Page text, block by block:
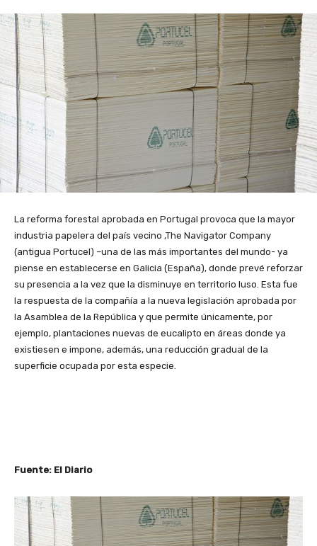
La reforma forestal aprobada en Portugal provoca que la mayor
industria papelera del país vecino ,The Navigator Company
(antigua Portucel) –una de las más importantes del mundo- ya
piense en establecerse en Galicia (España), donde prevé reforzar
su presencia a la vez que la disminuye en territorio luso. Esta fue
la respuesta de la compañía a la nueva legislación aprobada por
la Asamblea de la República y que permite únicamente, por
ejemplo, plantaciones nuevas de eucalipto en áreas donde ya
existiesen e impone, además, una reducción gradual de la
superficie ocupada por esta especie.
Fuente: El Diario